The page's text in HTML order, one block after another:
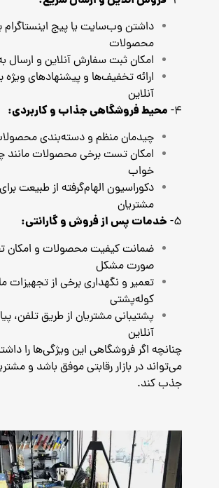
داشتن وب‌سایت یا پیج اینستاگرام
محصولات
امکان ثبت سفارش آنلاین و ارسال
ارائه تخفیف‌ها و پیشنهادهای ویژه
آنلاین
4- محیط فروشگاهی جذاب و کاربردی:
چیدمان منظم و دسته‌بندی
امکان تست برخی محصولات مانند
خواب
دکوراسیون الهام‌گرفته از طبیعت
مشتریان
5- خدمات پس از فروش و گارانتی:
ضمانت کیفیت محصولات و امکان
صورت مشکل
تعمیر و نگهداری برخی از تجهیزات
کوله‌پشتی
پشتیبانی مشتریان از طریق تلفن،
آنلاین
چنانچه اگر فروشگاهی این ویژگی‌ها را
می‌تواند در بازار رقابتی موفق باشد و
جذب کند.